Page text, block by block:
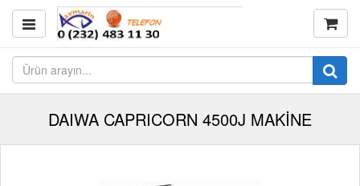
DAIWA CAPRICORN 4500J MAKİNE